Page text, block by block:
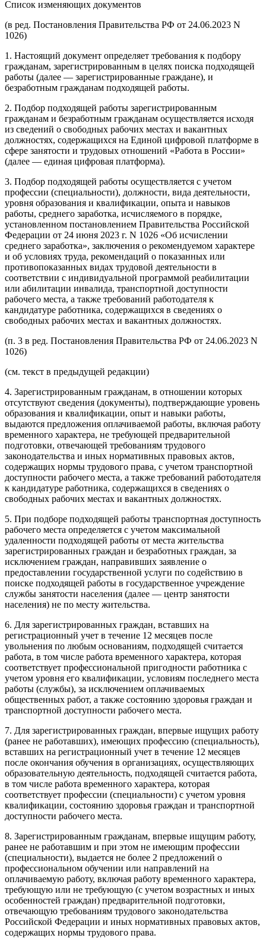
Список изменяющих документов
(в ред. Постановления Правительства РФ от 24.06.2023 N
1026)
1. Настоящий документ определяет требования к подбору
гражданам, зарегистрированным в целях поиска подходящей
работы (далее — зарегистрированные граждане), и
безработным гражданам подходящей работы.
2. Подбор подходящей работы зарегистрированным
гражданам и безработным гражданам осуществляется исходя
из сведений о свободных рабочих местах и вакантных
должностях, содержащихся на Единой цифровой платформе в
сфере занятости и трудовых отношений «Работа в России»
(далее — единая цифровая платформа).
3. Подбор подходящей работы осуществляется с учетом
профессии (специальности), должности, вида деятельности,
уровня образования и квалификации, опыта и навыков
работы, среднего заработка, исчисляемого в порядке,
установленном постановлением Правительства Российской
Федерации от 24 июня 2023 г. N 1026 «Об исчислении
среднего заработка», заключения о рекомендуемом характере
и об условиях труда, рекомендаций о показанных или
противопоказанных видах трудовой деятельности в
соответствии с индивидуальной программой реабилитации
или абилитации инвалида, транспортной доступности
рабочего места, а также требований работодателя к
кандидатуре работника, содержащихся в сведениях о
свободных рабочих местах и вакантных должностях.
(п. 3 в ред. Постановления Правительства РФ от 24.06.2023 N
1026)
(см. текст в предыдущей редакции)
4. Зарегистрированным гражданам, в отношении которых
отсутствуют сведения (документы), подтверждающие уровень
образования и квалификации, опыт и навыки работы,
выдаются предложения оплачиваемой работы, включая работу
временного характера, не требующей предварительной
подготовки, отвечающей требованиям трудового
законодательства и иных нормативных правовых актов,
содержащих нормы трудового права, с учетом транспортной
доступности рабочего места, а также требований работодателя
к кандидатуре работника, содержащихся в сведениях о
свободных рабочих местах и вакантных должностях.
5. При подборе подходящей работы транспортная доступность
рабочего места определяется с учетом максимальной
удаленности подходящей работы от места жительства
зарегистрированных граждан и безработных граждан, за
исключением граждан, направивших заявление о
предоставлении государственной услуги по содействию в
поиске подходящей работы в государственное учреждение
службы занятости населения (далее — центр занятости
населения) не по месту жительства.
6. Для зарегистрированных граждан, вставших на
регистрационный учет в течение 12 месяцев после
увольнения по любым основаниям, подходящей считается
работа, в том числе работа временного характера, которая
соответствует профессиональной пригодности работника с
учетом уровня его квалификации, условиям последнего места
работы (службы), за исключением оплачиваемых
общественных работ, а также состоянию здоровья граждан и
транспортной доступности рабочего места.
7. Для зарегистрированных граждан, впервые ищущих работу
(ранее не работавших), имеющих профессию (специальность),
вставших на регистрационный учет в течение 12 месяцев
после окончания обучения в организациях, осуществляющих
образовательную деятельность, подходящей считается работа,
в том числе работа временного характера, которая
соответствует профессии (специальности) с учетом уровня
квалификации, состоянию здоровья граждан и транспортной
доступности рабочего места.
8. Зарегистрированным гражданам, впервые ищущим работу,
ранее не работавшим и при этом не имеющим профессии
(специальности), выдается не более 2 предложений о
профессиональном обучении или направлений на
оплачиваемую работу, включая работу временного характера,
требующую или не требующую (с учетом возрастных и иных
особенностей граждан) предварительной подготовки,
отвечающую требованиям трудового законодательства
Российской Федерации и иных нормативных правовых актов,
содержащих нормы трудового права.